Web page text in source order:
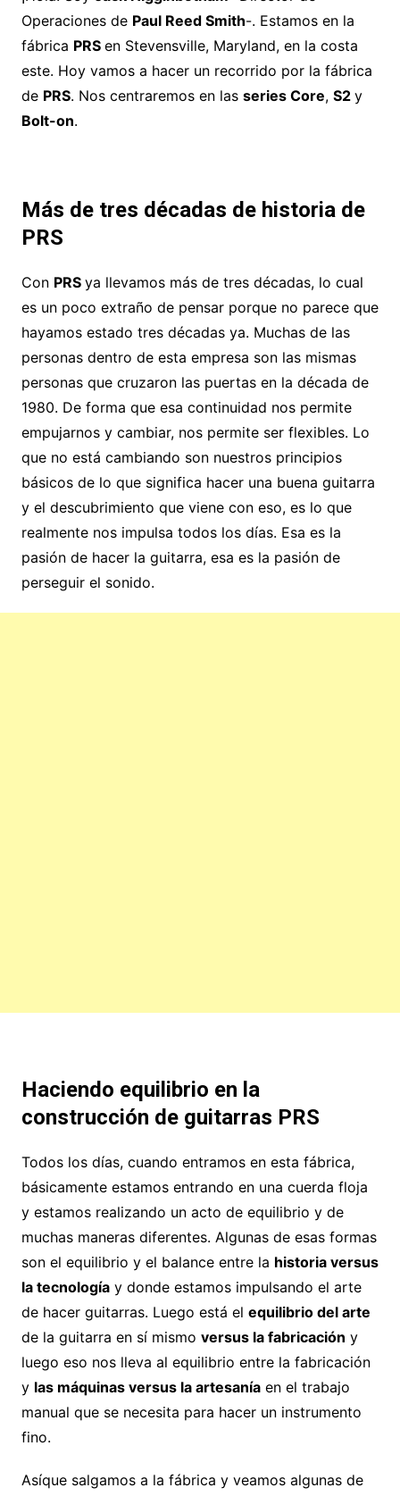
Operaciones de Paul Reed Smith-. Estamos en la
fábrica PRS en Stevensville, Maryland, en la costa
este. Hoy vamos a hacer un recorrido por la fábrica
de PRS. Nos centraremos en las series Core, S2 y
Bolt-on.
Más de tres décadas de historia de
PRS
Con PRS ya llevamos más de tres décadas, lo cual
es un poco extraño de pensar porque no parece que
hayamos estado tres décadas ya. Muchas de las
personas dentro de esta empresa son las mismas
personas que cruzaron las puertas en la década de
1980. De forma que esa continuidad nos permite
empujarnos y cambiar, nos permite ser flexibles. Lo
que no está cambiando son nuestros principios
básicos de lo que significa hacer una buena guitarra
y el descubrimiento que viene con eso, es lo que
realmente nos impulsa todos los días. Esa es la
pasión de hacer la guitarra, esa es la pasión de
perseguir el sonido.
Haciendo equilibrio en la
construcción de guitarras PRS
Todos los días, cuando entramos en esta fábrica,
básicamente estamos entrando en una cuerda floja
y estamos realizando un acto de equilibrio y de
muchas maneras diferentes. Algunas de esas formas
son el equilibrio y el balance entre la historia versus
la tecnologíay donde estamos impulsando el arte
de hacer guitarras. Luego está el equilibrio del arte
de la guitarra en sí mismo versus la fabricación y
luego eso nos lleva al equilibrio entre la fabricación
y las máquinas versus la artesaníaen el trabajo
manual que se necesita para hacer un instrumento
fino.
Asíque salgamos a la fábrica y veamos algunas de